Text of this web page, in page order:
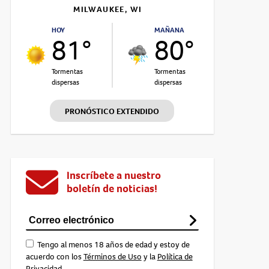
MILWAUKEE, WI
HOY
81°
Tormentas
dispersas
MAÑANA
80°
Tormentas
dispersas
PRONÓSTICO EXTENDIDO
Inscríbete a nuestro
boletín de noticias!
Tengo al menos 18 años de edad y estoy de
acuerdo con losTérminos de Uso y la Política de